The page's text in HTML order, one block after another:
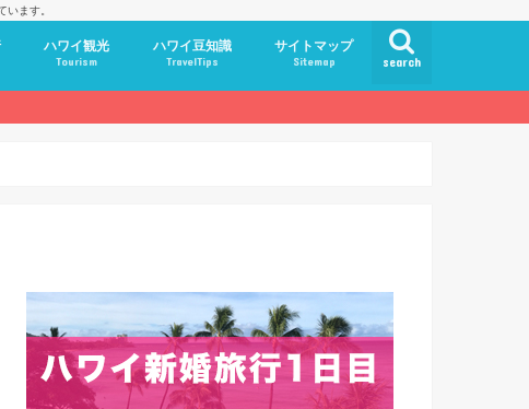
ます。
search
ハワイ観光
Tourism
ハワイ豆知識
TravelTips
サイトマップ
Sitemap